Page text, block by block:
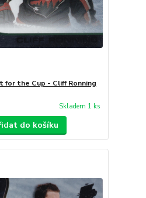
for the Cup - Cliff Ronning
Skladem 1 ks
do košíku